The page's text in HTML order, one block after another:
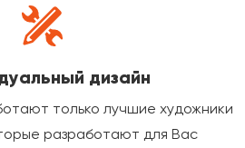
дизайн
только лучшие художники
разработают для Вас